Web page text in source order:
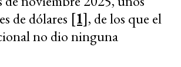
de dólares [1], de los que el
no dio ninguna